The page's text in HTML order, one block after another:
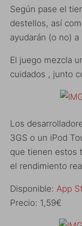
Según pase el
destellos, así
ayudarán (o no)
El juego mezcla
cuidados , junto
Los
3GS o un iPod
que tienen estos
el rendimiento
Disponible: App
Precio: 1,59€